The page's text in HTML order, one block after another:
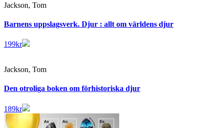
Jackson, Tom
Barnens uppslagsverk. Djur : allt om världens djur
199kr
Jackson, Tom
Den otroliga boken om förhistoriska djur
189kr